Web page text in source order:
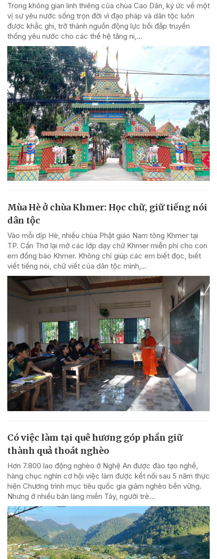
Trong không gian linh thiêng của chùa Cao Dân, ký ức về một
vị sư yêu nước sống trọn đời vì đạo pháp và dân tộc luôn
được khắc ghi, trở thành nguồn động lực bồi đắp truyền
thống yêu nước cho các thế hệ tăng ni,...
Mùa Hè ở chùa Khmer: Học chữ, giữ tiếng nói
dân tộc
Vào mỗi dịp Hè, nhiều chùa Phật giáo Nam tông Khmer tại
TP. Cần Thơ lại mở các lớp dạy chữ Khmer miễn phí cho con
em đồng bào Khmer. Không chỉ giúp các em biết đọc, biết
viết tiếng nói, chữ viết của dân tộc mình,...
Có việc làm tại quê hương góp phần giữ
thành quả thoát nghèo
Hơn 7.800 lao động nghèo ở Nghệ An được đào tạo nghề,
hàng chục nghìn cơ hội việc làm được kết nối sau 5 năm thực
hiện Chương trình mục tiêu quốc gia giảm nghèo bền vững.
Nhưng ở nhiều bản làng miền Tây, người trẻ...